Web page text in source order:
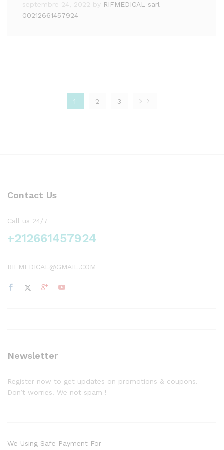
septembre 24, 2022 by RIFMEDICAL sarl
00212661457924
1 2 3
Contact Us
Call us 24/7
+212661457924
RIFMEDICAL@GMAIL.COM
Newsletter
Register now to get updates on promotions & coupons.
Don’t worries. We not spam !
We Using Safe Payment For